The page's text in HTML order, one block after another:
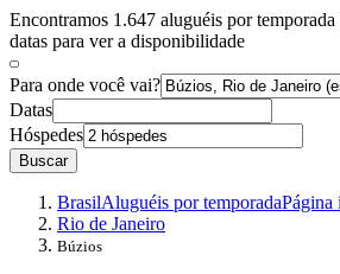
Encontramos 1.647 aluguéis por
datas para ver a disponibilidade
Para onde você vai?
Datas
Hóspedes
Buscar
BrasilAluguéis por temporadaPágina
Rio de Janeiro
Búzios